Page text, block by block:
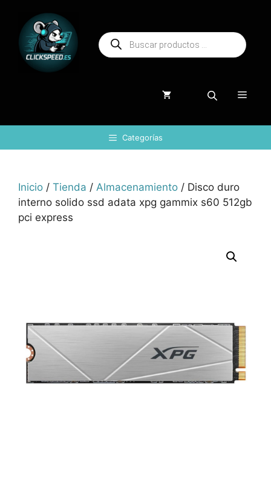
contenido
Búsqueda
de
productos
Menú
Categorías
Inicio / Tienda / Almacenamiento / Disco duro
interno solido ssd adata xpg gammix s60 512gb
pci express